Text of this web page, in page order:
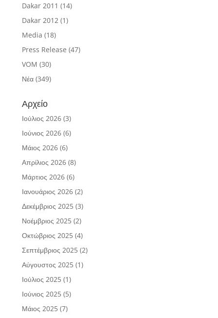
Dakar 2011 (14)
Dakar 2012(1)
Media (18)
Press Release (47)
VOM (30)
Νέα(349)
Αρχείο
Ιούλιος 2026(3)
Ιούνιος 2026(6)
Μάιος 2026(6)
Απρίλιος 2026(8)
Μάρτιος 2026(6)
Ιανουάριος 2026(2)
Δεκέμβριος 2025(3)
Νοέμβριος 2025(2)
Οκτώβριος 2025(4)
Σεπτέμβριος 2025(2)
Αύγουστος 2025(1)
Ιούλιος 2025(1)
Ιούνιος 2025(5)
Μάιος 2025(7)